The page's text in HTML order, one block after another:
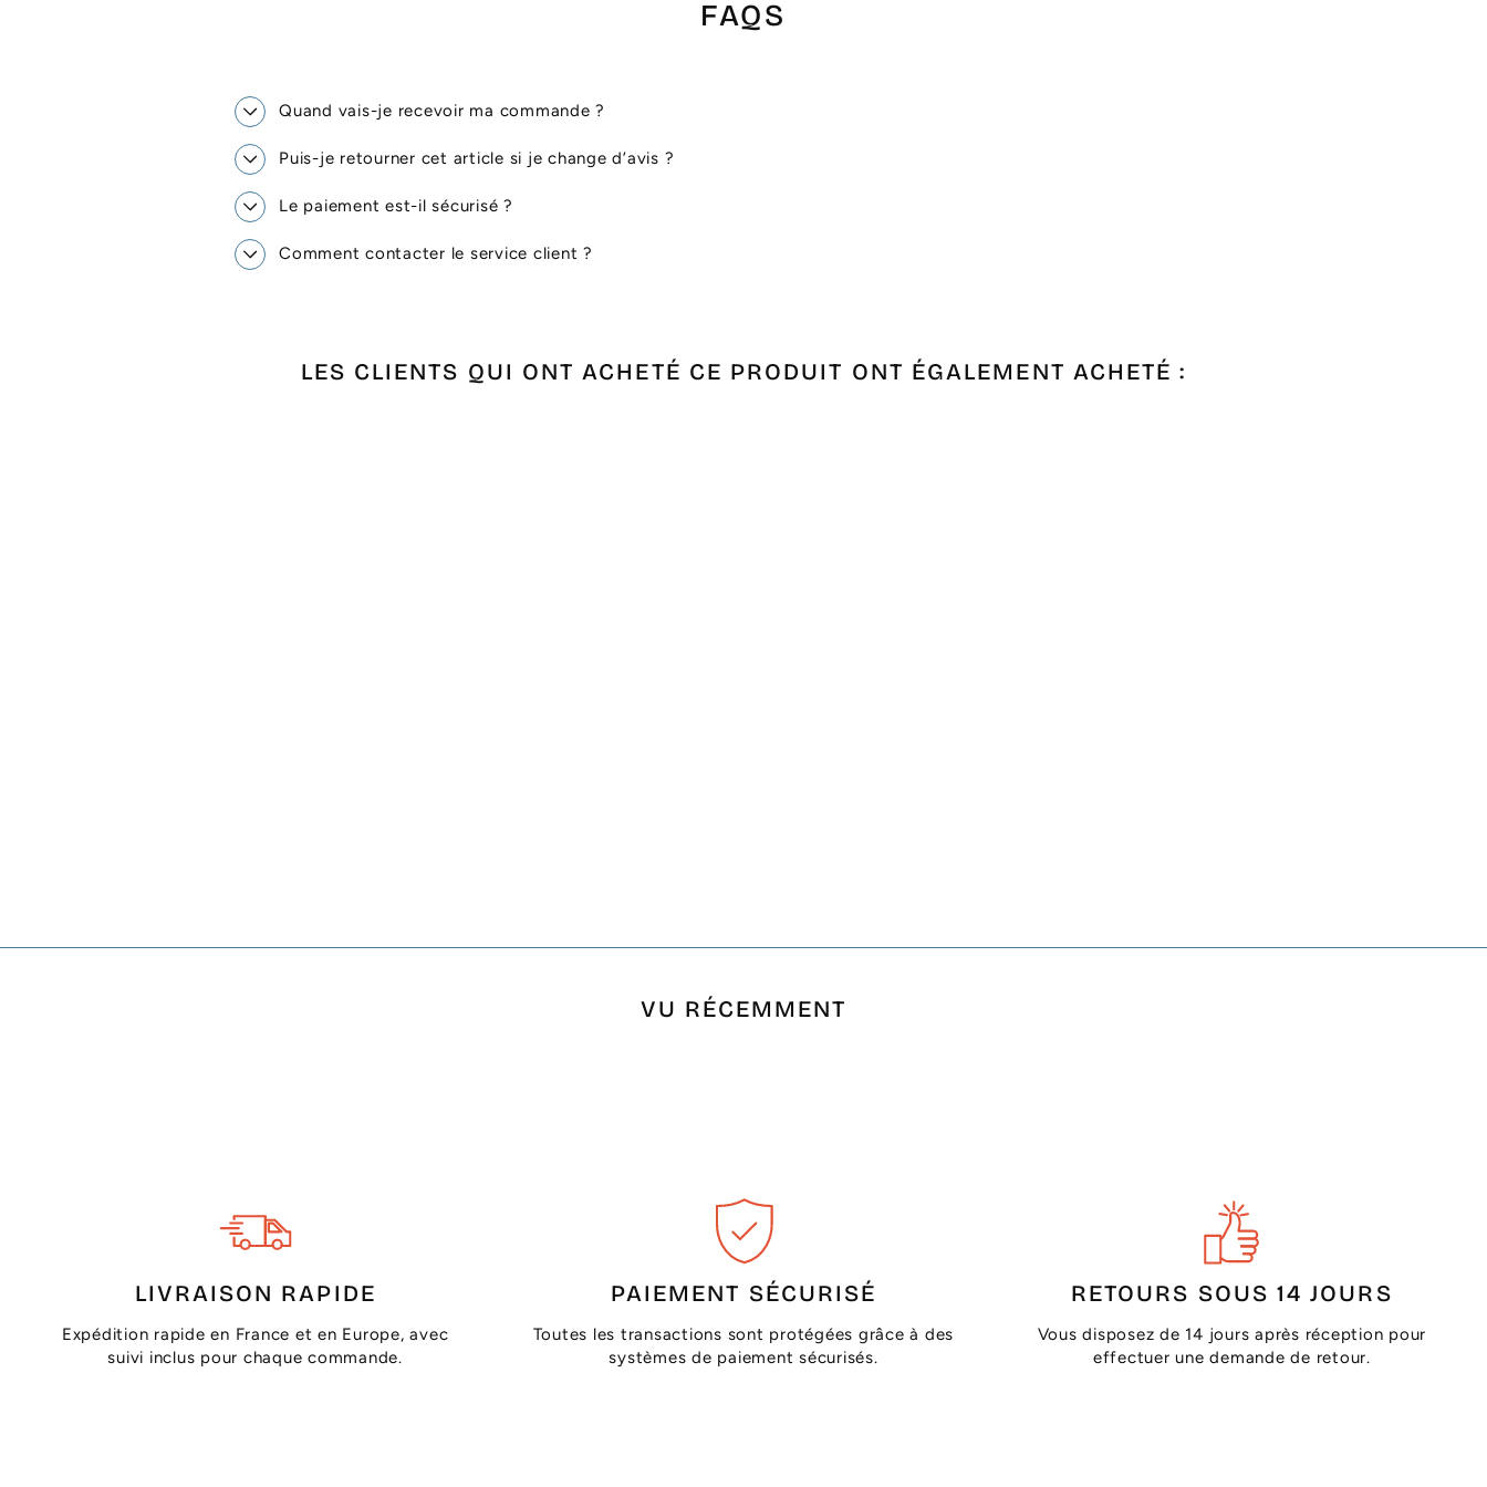
FAQS
Quand vais-je recevoir ma commande ?
Puis-je retourner cet article si je change d’avis ?
Le paiement est-il sécurisé ?
Comment contacter le service client ?
LES CLIENTS QUI ONT ACHETÉ CE PRODUIT ONT ÉGALEMENT ACHETÉ :
VU RÉCEMMENT
LIVRAISON RAPIDE
Expédition rapide en France et en Europe, avec
suivi inclus pour chaque commande.
PAIEMENT SÉCURISÉ
Toutes les transactions sont protégées grâce à des
systèmes de paiement sécurisés.
RETOURS SOUS 14 JOURS
Vous disposez de 14 jours après réception pour
effectuer une demande de retour.